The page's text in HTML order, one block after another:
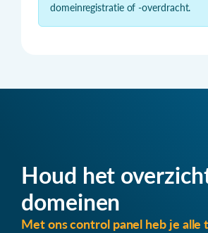
domeinregistratie of -overdracht.
Houd het
domeinen
Met ons control panel heb je alle